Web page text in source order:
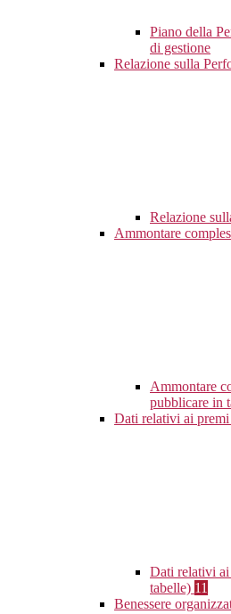
Piano della
di gestione
Relazione sulla
Relazione
Ammontare
Ammontare
pubblicare in
Dati relativi ai premi
Dati relativi
tabelle) 11
Benessere